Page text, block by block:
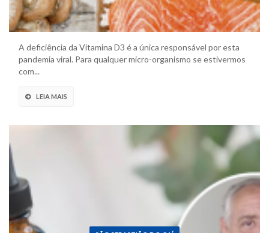
A deficiência da Vitamina D3 é a única responsável por esta
pandemia viral. Para qualquer micro-organismo se estivermos
com...
LEIA MAIS